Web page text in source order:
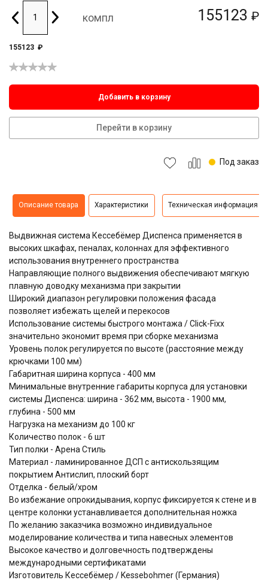
155123 ₽
компл
155123 ₽
Добавить в корзину
Перейти в корзину
Под заказ
Описание товара Характеристики Техническая информация
Выдвижная система Кессебёмер Диспенса применяется в
высоких шкафах, пеналах, колоннах для эффективного
использования внутреннего пространства
Направляющие полного выдвижения обеспечивают мягкую
плавную доводку механизма при закрытии
Широкий диапазон регулировки положения фасада
позволяет избежать щелей и перекосов
Использование системы быстрого монтажа / Click-Fixx
значительно экономит время при сборке механизма
Уровень полок регулируется по высоте (расстояние между
крючками 100 мм)
Габаритная ширина корпуса - 400 мм
Минимальные внутренние габариты корпуса для установки
системы Диспенса: ширина - 362 мм, высота - 1900 мм,
глубина - 500 мм
Нагрузка на механизм до 100 кг
Количество полок - 6 шт
Тип полки - Арена Стиль
Материал - ламинированное ДСП с антискользящим
покрытием Aнтислип, плоский борт
Отделка - белый/хром
Во избежание опрокидывания, корпус фиксируется к стене и в
центре колонки устанавливается дополнительная ножка
По желанию заказчика возможно индивидуальное
моделирование количества и типа навесных элементов
Высокое качество и долговечность подтверждены
международными сертификатами
Изготовитель Кессебёмер / Kessebohmer (Германия)